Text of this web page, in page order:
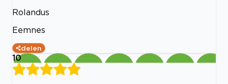
Rolandus
Eemnes
delen
10